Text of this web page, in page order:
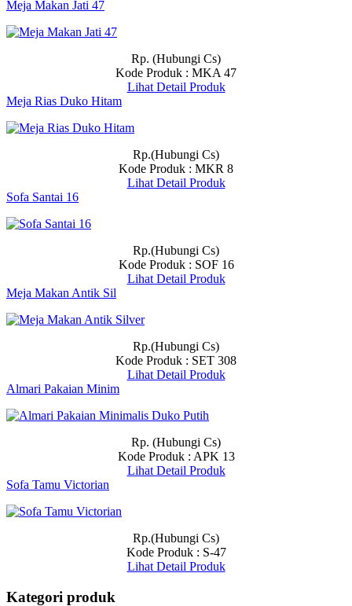
Meja Makan Jati 47
Rp. (Hubungi Cs)
Kode Produk : MKA 47
Lihat Detail Produk
Meja Rias Duko Hitam
Rp.(Hubungi Cs)
Kode Produk : MKR 8
Lihat Detail Produk
Sofa Santai 16
Rp.(Hubungi Cs)
Kode Produk : SOF 16
Lihat Detail Produk
Meja Makan Antik Sil
Rp.(Hubungi Cs)
Kode Produk : SET 308
Lihat Detail Produk
Almari Pakaian Minim
Rp. (Hubungi Cs)
Kode Produk : APK 13
Lihat Detail Produk
Sofa Tamu Victorian
Rp.(Hubungi Cs)
Kode Produk : S-47
Lihat Detail Produk
Kategori produk